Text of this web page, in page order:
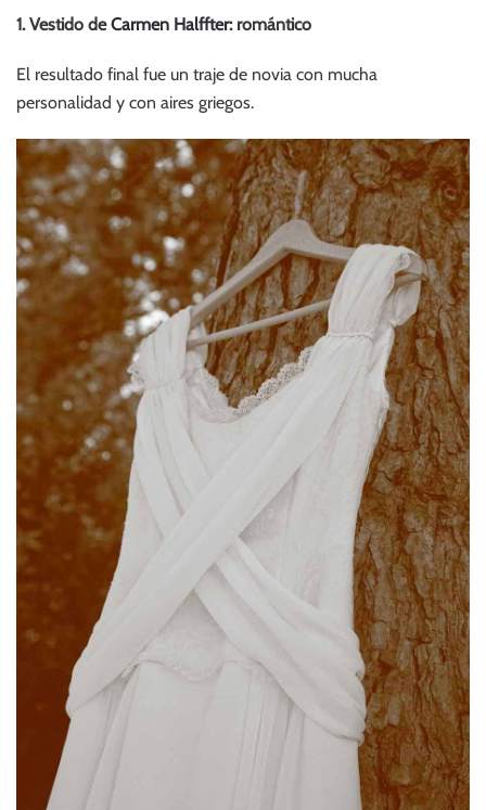
1. Vestido deCarmen Halffter: romántico
El resultado final fue un traje de novia con mucha
personalidad y con aires griegos.